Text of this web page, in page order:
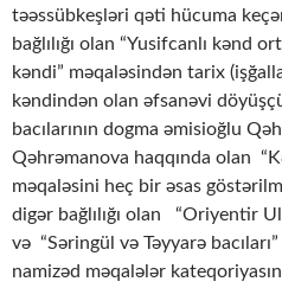
təəssübkeşləri qəti hücuma
bağlılığı olan “Yusifcanlı kənd
kəndi” məqaləsindən tarix
kəndindən olan əfsanəvi
bacılarının dogma əmisioğlu
Qəhrəmanova haqqında olan
məqaləsini heç bir əsas
digər bağlılığı olan “Oriyentir
və “Səringül və Təyyarə
namizəd məqalələr